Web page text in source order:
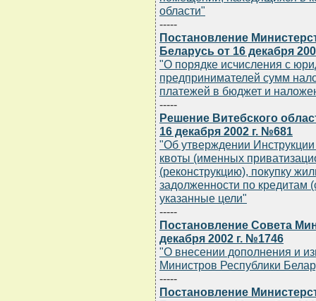
области"
-----
Постановление
Беларусь от 16 декабря
"О порядке исчисления с
предпринимателей сумм
платежей в бюджет и
-----
Решение Витебского
16 декабря 2002 г. №681
"Об утверждении
квоты (именных
(реконструкцию), покупку
задолженности по кредитам
указанные цели"
-----
Постановление Совета
декабря 2002 г. №1746
"О внесении дополнения и
Министров Республики
-----
Постановление